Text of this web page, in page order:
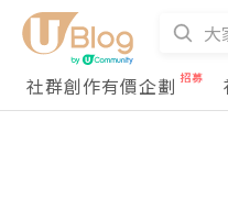
社群創作有價企劃